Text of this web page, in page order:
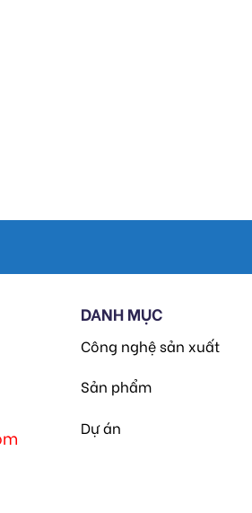
DANH MỤC
Công nghệ sản xuất
Sản phẩm
Dự án